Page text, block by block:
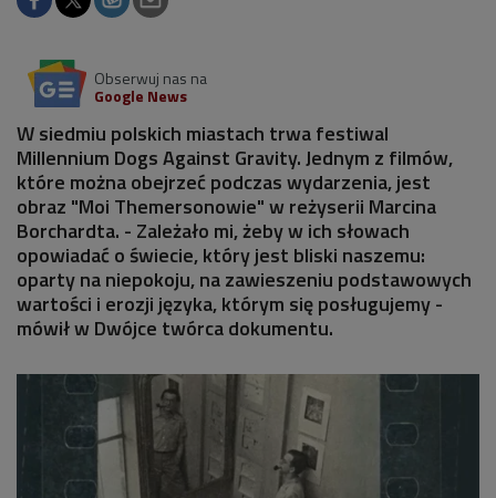
Obserwuj nas na
Google News
W siedmiu polskich miastach trwa festiwal
Millennium Dogs Against Gravity. Jednym z filmów,
które można obejrzeć podczas wydarzenia, jest
obraz "Moi Themersonowie" w reżyserii Marcina
Borchardta. - Zależało mi, żeby w ich słowach
opowiadać o świecie, który jest bliski naszemu:
oparty na niepokoju, na zawieszeniu podstawowych
wartości i erozji języka, którym się posługujemy -
mówił w Dwójce twórca dokumentu.